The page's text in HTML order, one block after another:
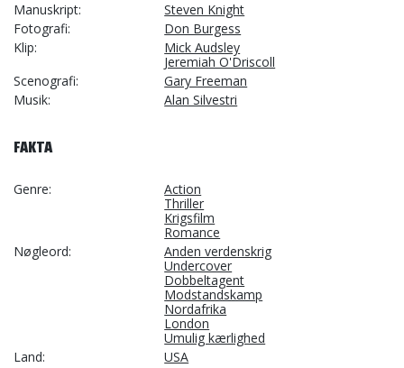
Manuskript
Steven Knight
Fotografi
Don Burgess
Klip
Mick Audsley
Jeremiah O'Driscoll
Scenografi
Gary Freeman
Musik
Alan Silvestri
FAKTA
Genre
Action
Thriller
Krigsfilm
Romance
Nøgleord
Anden verdenskrig
Undercover
Dobbeltagent
Modstandskamp
Nordafrika
London
Umulig kærlighed
Land
USA